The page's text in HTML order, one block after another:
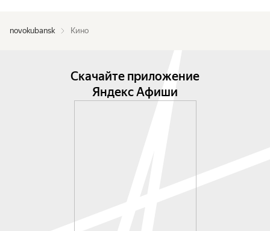
novokubansk Кино
Скачайте приложение
Яндекс Афиши